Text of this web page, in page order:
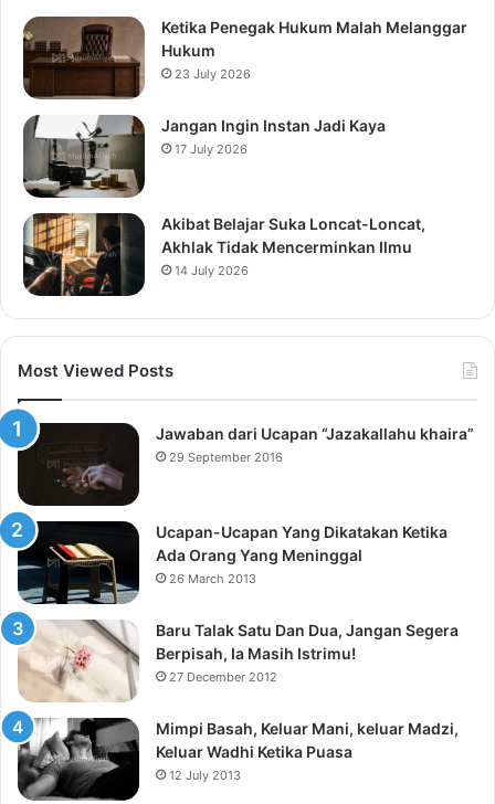
Ketika Penegak Hukum Malah Melanggar
Hukum
23 July 2026
Jangan Ingin Instan Jadi Kaya
17 July 2026
Akibat Belajar Suka Loncat-Loncat,
Akhlak Tidak Mencerminkan Ilmu
14 July 2026
Most Viewed Posts
Jawaban dari Ucapan “Jazakallahu khaira”
29 September 2016
Ucapan-Ucapan Yang Dikatakan Ketika
Ada Orang Yang Meninggal
26 March 2013
Baru Talak Satu Dan Dua, Jangan Segera
Berpisah, Ia Masih Istrimu!
27 December 2012
Mimpi Basah, Keluar Mani, keluar Madzi,
Keluar Wadhi Ketika Puasa
12 July 2013